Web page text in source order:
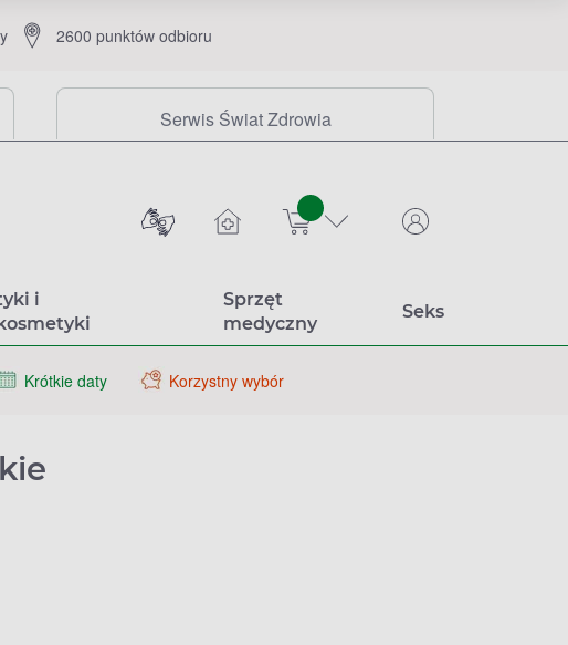
2600 punktów odbioru
Serwis Świat Zdrowia
sztuk
i
Sprzęt
medyczny
Seks
Krótkie daty Korzystny wybór